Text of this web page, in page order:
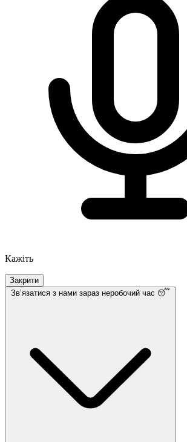
Кажіть
Закрити
Звʼязатися з нами зараз неробочий час 😴